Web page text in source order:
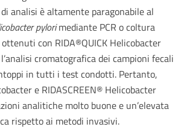
analisi è altamente paragonabile al
pylorimediante PCR o coltura
con RIDA®QUICK Helicobacter
cromatografica dei campioni fecali
in tutti i test condotti. Pertanto,
e RIDASCREEN® Helicobacter
analitiche molto buone e un’elevata
rispetto ai metodi invasivi.